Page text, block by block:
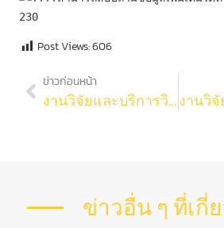
230
Post Views:606
ข่าวก่อนหน้า
งานวิจัยและบริการวิชาการ คณะวิทยาศาสตร์ จุฬาฯ ขอแสดงความยินดีกับ นายชานนท์ ลาภหลาย นิสิตชั้นปี 3 ภาควิชาพฤกษศาสตร์ คณะวิทยาศาสตร์ จุฬาฯ และคณะ (ทีม Green Grove)
ข่าวอื่น ๆ ที่เกี่